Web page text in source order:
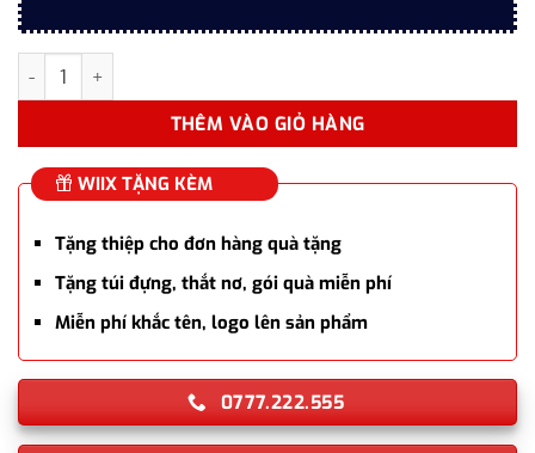
Bút máy ký tên SON SB Metal Blue CT TB-2146772 sang trọng
THÊM VÀO GIỎ HÀNG
WIIX TẶNG KÈM
Tặng thiệp cho đơn hàng quà tặng
Tặng túi đựng, thắt nơ, gói quà miễn phí
Miễn phí khắc tên, logo lên sản phẩm
0777.222.555